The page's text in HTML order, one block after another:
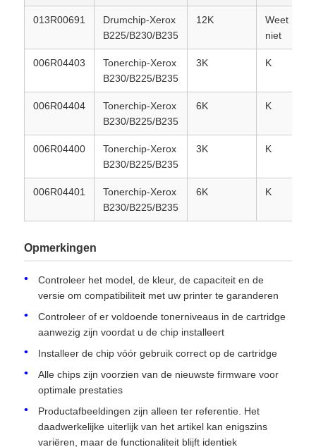
Contacteer ons
Vraag een offerte aan
HP TONER CHIP
Kyocera toner chip
Samsung Toner Chip
Canon Toner Chip
013R00691
Drumchip-Xerox
B225/B230/B235
12K
Weet
niet
006R04403
Tonerchip-Xerox
B230/B225/B235
3K K
006R04404
Tonerchip-Xerox
B230/B225/B235
6K K
006R04400
Tonerchip-Xerox
B230/B225/B235
3K K
006R04401
Tonerchip-Xerox
B230/B225/B235
6K K
Opmerkingen
Controleer het model, de kleur, de capaciteit en de
versie om compatibiliteit met uw printer te garanderen
Controleer of er voldoende tonerniveaus in de cartridge
aanwezig zijn voordat u de chip installeert
Installeer de chip vóór gebruik correct op de cartridge
Alle chips zijn voorzien van de nieuwste firmware voor
optimale prestaties
Productafbeeldingen zijn alleen ter referentie. Het
daadwerkelijke uiterlijk van het artikel kan enigszins
variëren, maar de functionaliteit blijft identiek